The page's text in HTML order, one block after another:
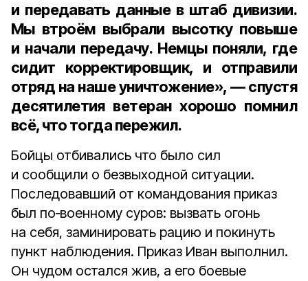
и передавать данные в штаб дивизии.
Мы втроём выбрали высотку повыше
и начали передачу. Немцы поняли, где
сидит корректировщик, и отправили
отряд на наше уничтожение», — спустя
десятилетия ветеран хорошо помнил
всё, что тогда пережил.
Бойцы отбивались что было сил
и сообщили о безвыходной ситуации.
Последовавший от командования приказ
был по‑военному суров: вызвать огонь
на себя, заминировать рацию и покинуть
пункт наблюдения. Приказ Иван выполнил.
Он чудом остался жив, а его боевые